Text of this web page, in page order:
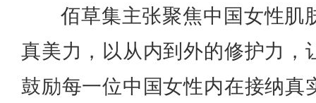
佰草集主张聚焦中国女性肌
真美力，以从内到外的修护力，
鼓励每一位中国女性内在接纳真